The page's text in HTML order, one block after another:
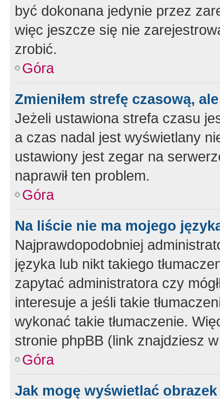
być dokonana jedynie przez
więc jeszcze się nie
zrobić.
Góra
Zmieniłem strefę czasową,
Jeżeli ustawiona strefa czasu
a czas nadal jest wyświetlany
ustawiony jest zegar na
naprawił ten problem.
Góra
Na liście nie ma mojego
Najprawdopodobniej
języka lub nikt takiego
zapytać administratora czy
interesuje a jeśli takie
wykonać takie tłumaczenie.
stronie phpBB (link znajdziesz
Góra
Jak mogę wyświetlać